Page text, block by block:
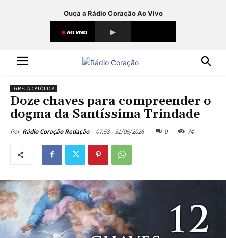
Ouça a Rádio Coração Ao Vivo
IGREJA CATÓLICA
Doze chaves para compreender o
dogma da Santíssima Trindade
Por Rádio Coração Redação 07:58 - 31/05/2026 0 74